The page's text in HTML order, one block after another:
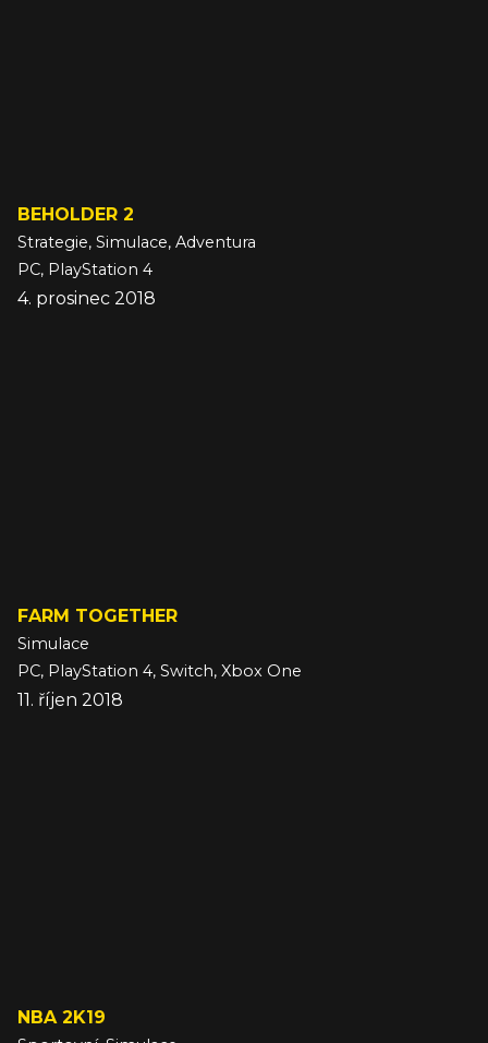
BEHOLDER 2
Strategie, Simulace, Adventura
PC, PlayStation 4
4. prosinec 2018
FARM TOGETHER
Simulace
PC, PlayStation 4, Switch, Xbox One
11. říjen 2018
NBA 2K19